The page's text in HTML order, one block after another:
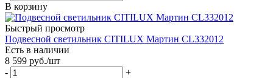
В корзину
Быстрый просмотр
Подвесной светильник CITILUX Мартин CL332012
Есть в наличии
8 599 руб./шт
-
+